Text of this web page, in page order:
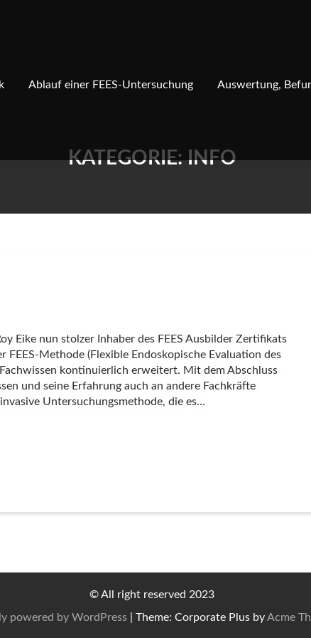
Ablauf einer FEES-Untersuchung Auswertung,
KATEGORIE:INFO
Eike nun stolzer Inhaber des FEES Ausbilder Zertifikats
Methode (Flexible Endoskopische Evaluation des
kontinuierlich erweitert. Mit dem Abschluss
und seine Erfahrung auch an andere Fachkräfte
Untersuchungsmethode, die es…
© All right reserved 2023
powered by WordPress
Theme: Corporate Plus byAcme